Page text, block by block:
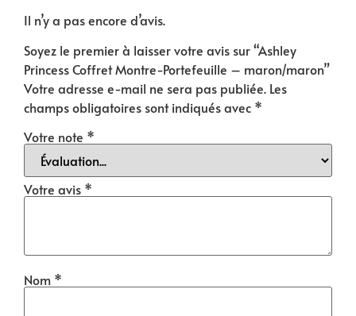
Il n’y a pas encore d’avis.
Soyez le premier à laisser votre avis sur “Ashley
Princess Coffret Montre-Portefeuille – maron/maron”
Votre adresse e-mail ne sera pas publiée. Les
champs obligatoires sont indiqués avec *
Votre note *
Votre avis *
Nom *